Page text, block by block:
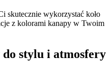
skutecznie wykorzystać koło
z kolorami kanapy w Twoim
stylu i atmosfery